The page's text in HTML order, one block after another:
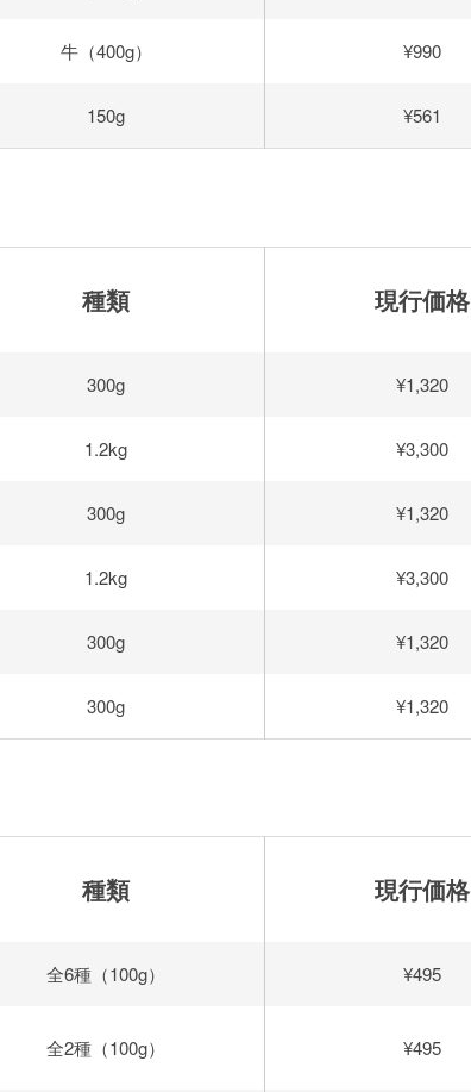
牛（400g） ¥990
150g ¥561
種類 現行価格
300g ¥1,320
1.2kg ¥3,300
300g ¥1,320
1.2kg ¥3,300
300g ¥1,320
300g ¥1,320
種類 現行価格
全6種（100g） ¥495
全2種（100g） ¥495